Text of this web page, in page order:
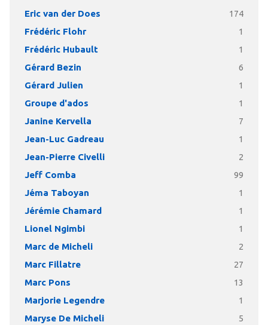
Eric van der Does 174
Frédéric Flohr 1
Frédéric Hubault 1
Gérard Bezin 6
Gérard Julien 1
Groupe d'ados 1
Janine Kervella 7
Jean-Luc Gadreau 1
Jean-Pierre Civelli 2
Jeff Comba 99
Jéma Taboyan 1
Jérémie Chamard 1
Lionel Ngimbi 1
Marc de Micheli 2
Marc Fillatre 27
Marc Pons 13
Marjorie Legendre 1
Maryse De Micheli 5